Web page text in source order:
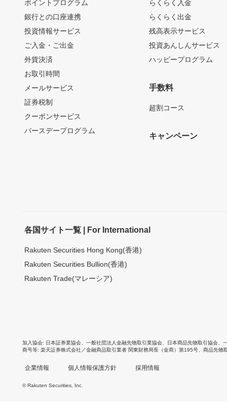
ポイントプログラム
銀行との口座連携
投資情報サービス
ご入金・ご出金
外貨決済
お取引時間
メールサービス
証券税制
クーポンサービス
バースデープログラム
らくらく入金
らくらく出金
残高表示サービス
投資あんしんサービス
ハッピープログラム
手数料
超割コース
キャンペーン
各国サイト一覧 | For International
Rakuten Securities Hong Kong(香港)
Rakuten Securities Bullion(香港)
Rakuten Trade(マレーシア)
加入協会 日本証券業協会 一般社団法人金融先物取引業協会 日本商品先物取引協会
商号等 楽天証券株式会社／金融商品取引業者 関東財務局長（金商）第195号、商品先物
企業情報 個人情報保護方針 採用情報
© Rakuten Securities, Inc.